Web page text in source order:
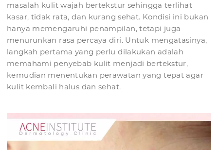
masalah kulit wajah bertekstur sehingga terlihat
kasar, tidak rata, dan kurang sehat. Kondisi ini bukan
hanya memengaruhi penampilan, tetapi juga
menurunkan rasa percaya diri. Untuk mengatasinya,
langkah pertama yang perlu dilakukan adalah
memahami penyebab kulit menjadi bertekstur,
kemudian menentukan perawatan yang tepat agar
kulit kembali halus dan sehat.